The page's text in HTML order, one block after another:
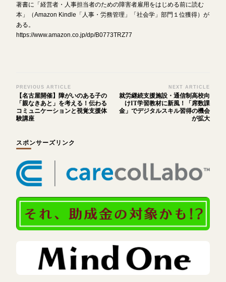
著書に「経営者・人事担当者のための障害者雇用をはじめる前に読む
本」（Amazon Kindle「人事・労務管理」「社会学」部門１位獲得）が
ある。
https://www.amazon.co.jp/dp/B0773TRZ77
Post
Navigation
PREVIOUS ARTICLE
【名古屋開催】障がいのある子の
「親なきあと」を考える！伝わる
コミュニケーションと視覚支援体
験講座
NEXT ARTICLE
就労継続支援施設・通信制高校向
けIT学習教材に新風！「席数課
金」でデジタルスキル習得の機会
が拡大
スポンサーズリンク